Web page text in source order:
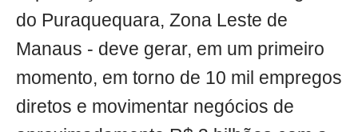
do Puraquequara, Zona Leste de
Manaus - deve gerar, em um primeiro
momento, em torno de 10 mil empregos
diretos e movimentar negócios de